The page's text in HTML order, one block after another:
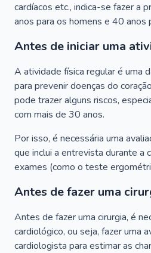
cardíacos etc., indica-se fazer a
anos para os homens e 40 anos
Antes de iniciar uma
A atividade física regular é uma
para prevenir doenças do
pode trazer alguns riscos,
com mais de 30 anos.
Por isso, é necessária uma
que inclui a entrevista durante a
exames (como o teste
Antes de fazer uma
Antes de fazer uma cirurgia, é
cardiológico, ou seja, fazer uma
cardiologista para estimar as